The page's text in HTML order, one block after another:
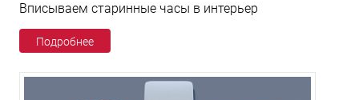
Вписываем старинные часы в интерьер
Подробнее